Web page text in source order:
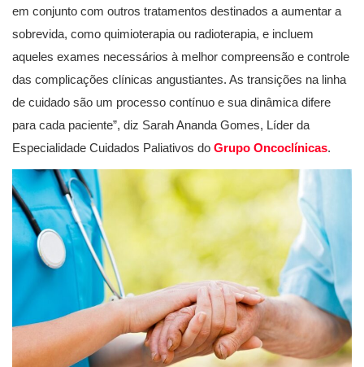
em conjunto com outros tratamentos destinados a aumentar a
sobrevida, como quimioterapia ou radioterapia, e incluem
aqueles exames necessários à melhor compreensão e controle
das complicações clínicas angustiantes. As transições na linha
de cuidado são um processo contínuo e sua dinâmica difere
para cada paciente”, diz Sarah Ananda Gomes, Líder da
Especialidade Cuidados Paliativos do Grupo Oncoclínicas.